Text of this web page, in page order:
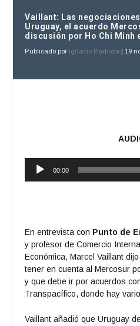
Vaillant: Las
Uruguay, el acuerdo
discusión por Ho Chi Minh
Publicado por Ignacio Barboza | 19
Reproductor
00:00
En entrevista con Punto de
y profesor de Comercio
Económica, Marcel Vaillant
tener en cuenta al Mercosur
y que debe ir por acuerdos
Transpacífico, donde hay
Vaillant añadió que Uruguay